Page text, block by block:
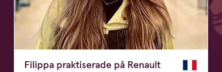
Filippa praktiserade på Renault